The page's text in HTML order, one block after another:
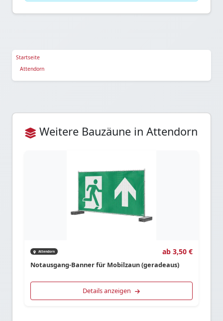
Startseite
Attendorn
Weitere Bauzäune in Attendorn
Attendorn ab 3,50 €
Notausgang-Banner für Mobilzaun (geradeaus)
Details anzeigen